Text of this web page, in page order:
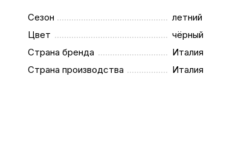
Сезон
летний
Цвет
чёрный
Страна бренда
Италия
Страна производства
Италия